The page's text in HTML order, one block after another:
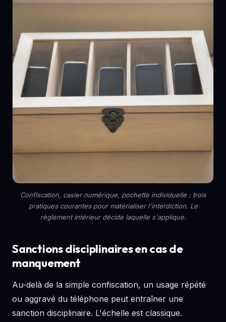
Confiscation, casier numérique, pochette individuelle : trois
pratiques courantes pour matérialiser l'interdiction. Le
règlement intérieur décide laquelle s'applique.
Sanctions disciplinaires en cas de
manquement
Au-delà de la simple confiscation, un usage répété
ou aggravé du téléphone peut entraîner une
sanction disciplinaire. L'échelle est classique.